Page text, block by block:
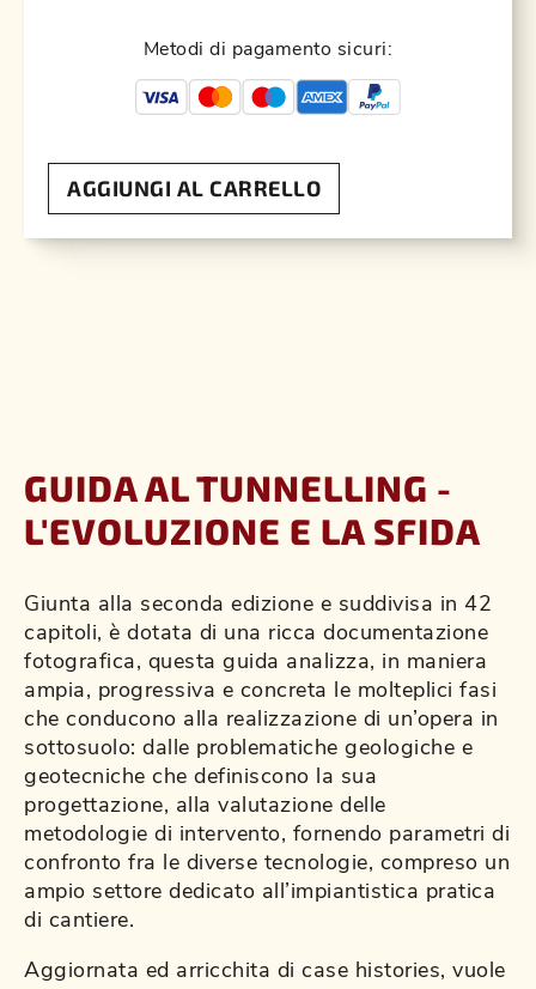
Metodi di pagamento sicuri:
AGGIUNGI AL CARRELLO
GUIDA AL TUNNELLING -
L'EVOLUZIONE E LA SFIDA
Giunta alla seconda edizione e suddivisa in 42
capitoli, è dotata di una ricca documentazione
fotografica, questa guida analizza, in maniera
ampia, progressiva e concreta le molteplici fasi
che conducono alla realizzazione di un’opera in
sottosuolo: dalle problematiche geologiche e
geotecniche che definiscono la sua
progettazione, alla valutazione delle
metodologie di intervento, fornendo parametri di
confronto fra le diverse tecnologie, compreso un
ampio settore dedicato all’impiantistica pratica
di cantiere.
Aggiornata ed arricchita di case histories, vuole